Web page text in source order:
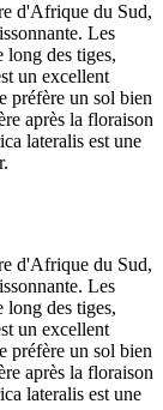
d'Afrique du Sud,
Les
long des tiges,
un excellent
préfère un sol bien
après la floraison
lateralis est une
d'Afrique du Sud,
Les
long des tiges,
un excellent
préfère un sol bien
après la floraison
lateralis est une